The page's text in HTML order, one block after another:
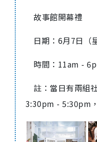
故事館開幕禮
日期：6月7日（
時間：11am -
註：當日有兩組
3:30pm - 5:30pm